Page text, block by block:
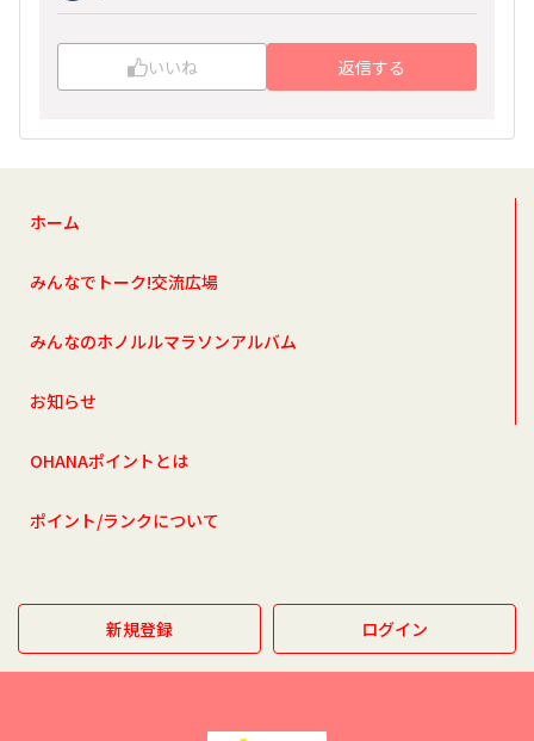
いいね 返信する
ホーム
みんなでトーク!交流広場
みんなのホノルルマラソンアルバム
お知らせ
OHANAポイントとは
ポイント/ランクについて
新規登録 ログイン